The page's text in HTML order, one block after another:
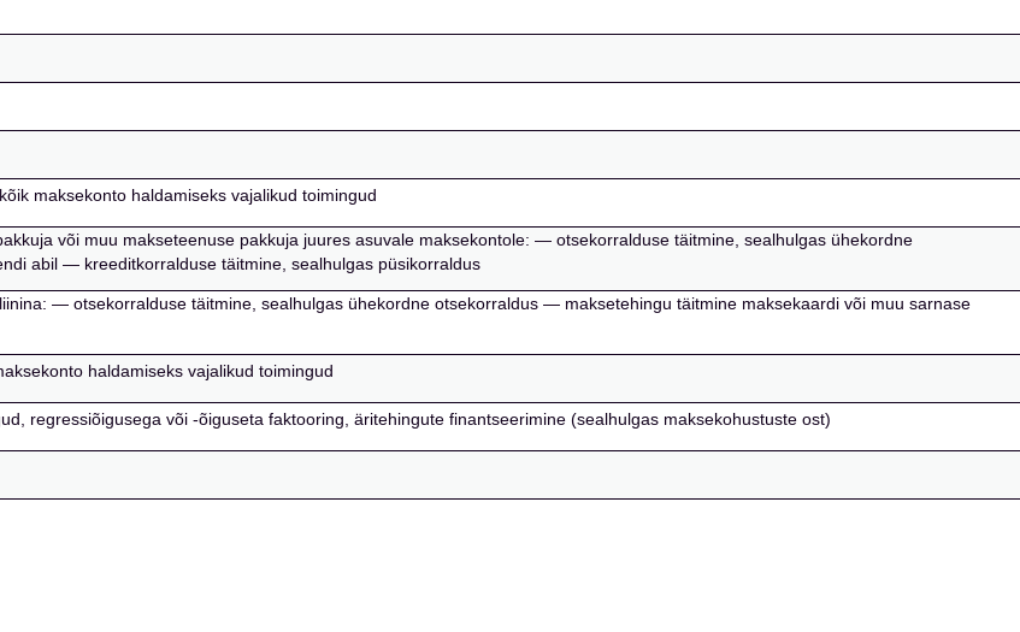
maksekonto haldamiseks vajalikud toimingud
või muu makseteenuse pakkuja juures asuvale maksekontole: — otsekorralduse täitmine, sealhulgas ühekordne
abil — kreeditkorralduse täitmine, sealhulgas püsikorraldus
— otsekorralduse täitmine, sealhulgas ühekordne otsekorraldus — maksetehingu täitmine maksekaardi või muu sarnase
haldamiseks vajalikud toimingud
regressiõigusega või -õiguseta faktooring, äritehingute finantseerimine (sealhulgas maksekohustuste ost)